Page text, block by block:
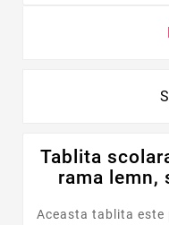
Tablita
rama lemn,
Aceasta tablita